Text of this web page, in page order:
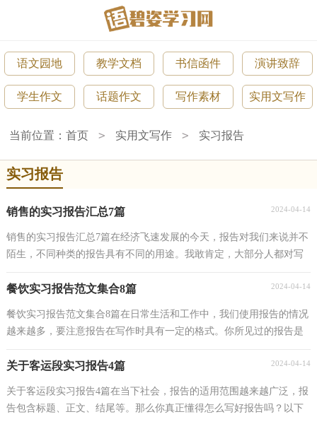
语文园地 教学文档 书信函件 演讲致辞
学生作文 话题作文 写作素材 实用文写作
当前位置：首页 > 实用文写作 > 实习报告
实习报告
销售的实习报告汇总7篇 2024-04-14
销售的实习报告汇总7篇在经济飞速发展的今天，报告对我们来说并不
陌生，不同种类的报告具有不同的用途。我敢肯定，大部分人都对写
餐饮实习报告范文集合8篇 2024-04-14
餐饮实习报告范文集合8篇在日常生活和工作中，我们使用报告的情况
越来越多，要注意报告在写作时具有一定的格式。你所见过的报告是
关于客运段实习报告4篇 2024-04-14
关于客运段实习报告4篇在当下社会，报告的适用范围越来越广泛，报
告包含标题、正文、结尾等。那么你真正懂得怎么写好报告吗？以下